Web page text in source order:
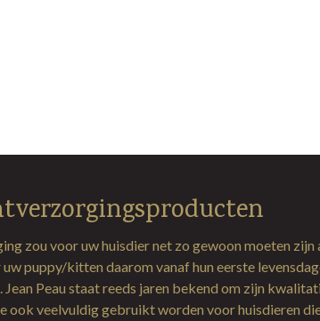
zou voor uw huisdier net zo gewoon moeten zijn
uw puppy/kitten daarom vanaf hun eerste
Peau staat reeds jaren bekend om zijn
ook veelvuldig gebruikt worden voor huisdieren